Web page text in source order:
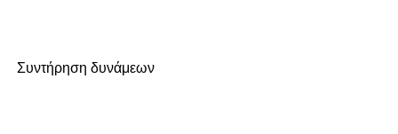
Συντήρηση δυνάμεων